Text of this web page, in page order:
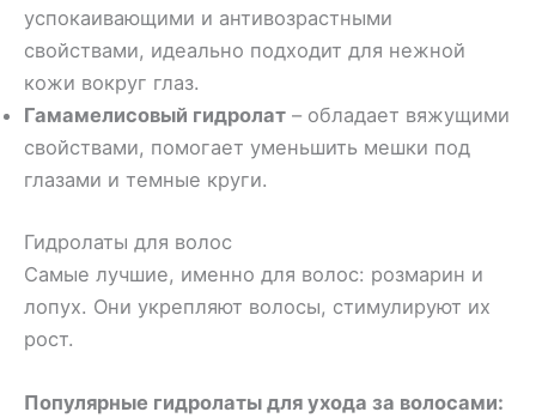
успокаивающими и антивозрастными
свойствами, идеально подходит для нежной
кожи вокруг глаз.
Гамамелисовый гидролат – обладает вяжущими
свойствами, помогает уменьшить мешки под
глазами и темные круги.
Гидролаты для волос
Самые лучшие, именно для волос: розмарин и
лопух. Они укрепляют волосы, стимулируют их
рост.
Популярные гидролаты для ухода за волосами: